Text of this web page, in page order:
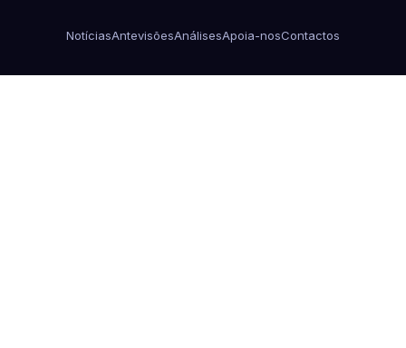
NotíciasAntevisõesAnálisesApoia-nosContactos